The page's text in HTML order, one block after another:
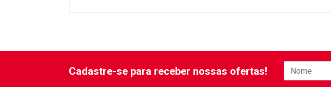
Cadastre-se para receber nossas ofertas!